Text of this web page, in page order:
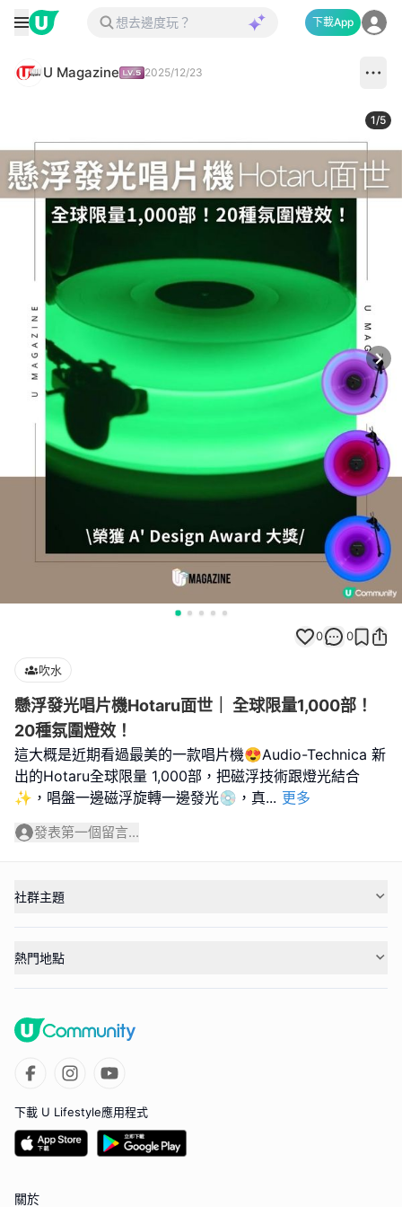
下載App
U Magazine 2025/12/23
1/5
0 0
吹水
懸浮發光唱片機Hotaru面世｜ 全球限量1,000部！
20種氛圍燈效！
這大概是近期看過最美的一款唱片機😍Audio-Technica 新
出的Hotaru全球限量 1,000部，把磁浮技術跟燈光結合
✨，唱盤一邊磁浮旋轉一邊發光💿，真... 更多
發表第一個留言...
社群主題
熱門地點
下載 U Lifestyle應用程式
關於